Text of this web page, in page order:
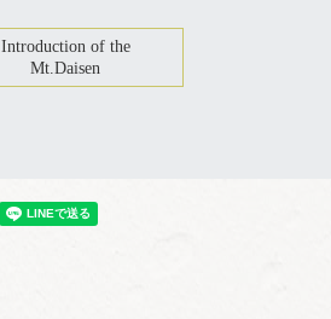
Introduction of the
Mt.Daisen